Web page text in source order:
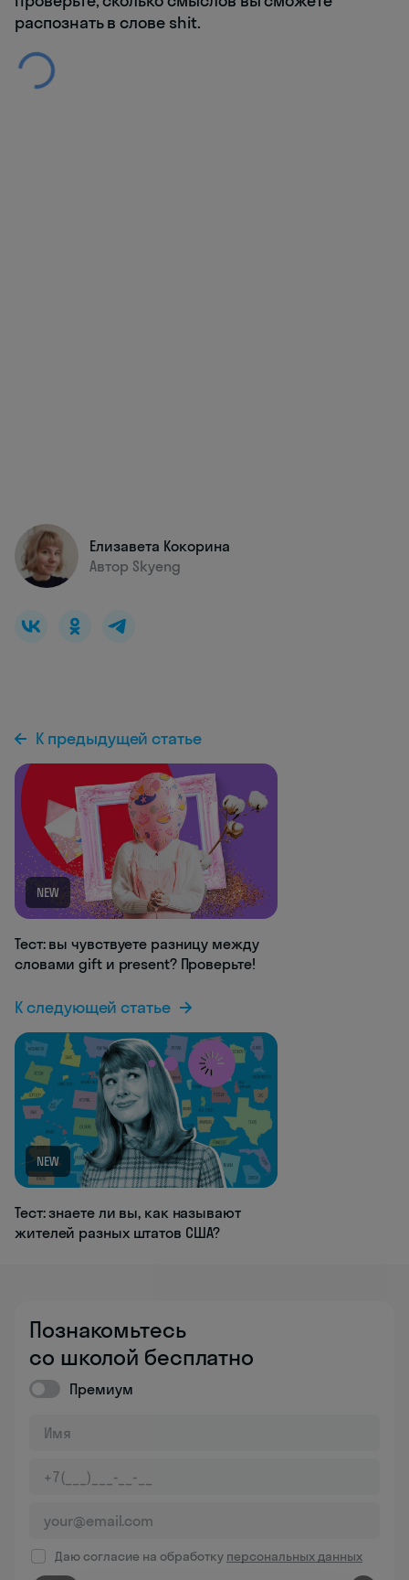
распознать в слове shit.
Елизавета Кокорина
Автор Skyeng
К предыдущей статье
NEW
Тест: вы чувствуете разницу между
словами gift и present? Проверьте!
К следующей статье
NEW
Тест: знаете ли вы, как называют
жителей разных штатов США?
Познакомьтесь
со школой бесплатно
Премиум
Даю согласие на обработку персональных данных